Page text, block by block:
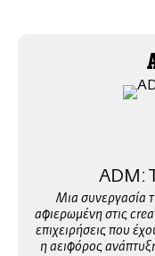
ADM:
Μια συνεργασία
αφιερωμένη στις
επιχειρήσεις που
η αειφόρος